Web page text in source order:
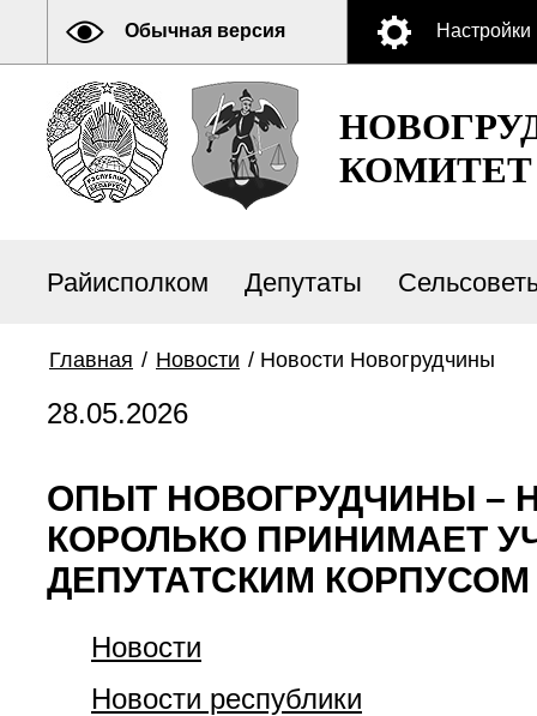
Обычная версия Настройки
КОМИТЕТ
Райисполком Депутаты
Главная / Новости / Новости Новогрудчины
28.05.2026
ОПЫТ НОВОГРУДЧИНЫ –
КОРОЛЬКО ПРИНИМАЕТ
ДЕПУТАТСКИМ
Новости
Новости республики